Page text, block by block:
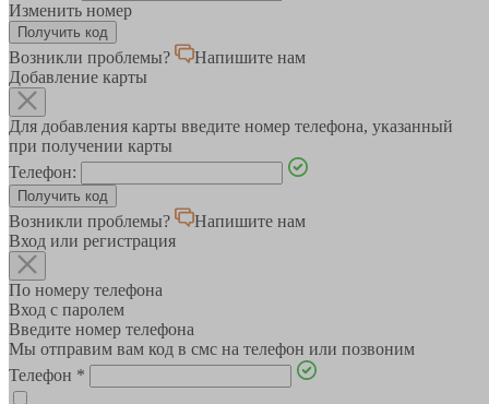
Изменить номер
Возникли проблемы?
Напишите нам
Добавление карты
Для добавления карты введите номер телефона, указанный
при получении карты
Телефон:
Возникли проблемы?
Напишите нам
Вход или регистрация
По номеру телефона
Вход с паролем
Введите номер телефона
Мы отправим вам код в смс на телефон или позвоним
Телефон *